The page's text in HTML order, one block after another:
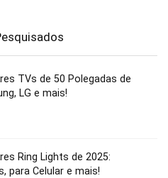
TVs de 50 Polegadas de
LG e mais!
Ring Lights de 2025:
para Celular e mais!